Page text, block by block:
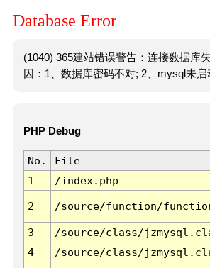
Database Error
(1040) 365建站错误警告：连接数据库
因：1、数据库密码不对; 2、mysql未启
PHP Debug
No. File
1
/index.php
2 /source/function/
3 /source/class/
4
/source/class/